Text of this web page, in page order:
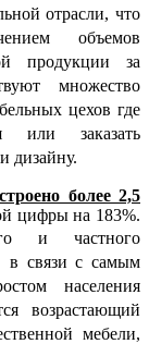
отрасли, что
объемов
продукции за
множество
цехов где
или заказать
дизайну.
более 2,5
цифры на 183%.
и частного
в связи с самым
населения
возрастающий
мебели,